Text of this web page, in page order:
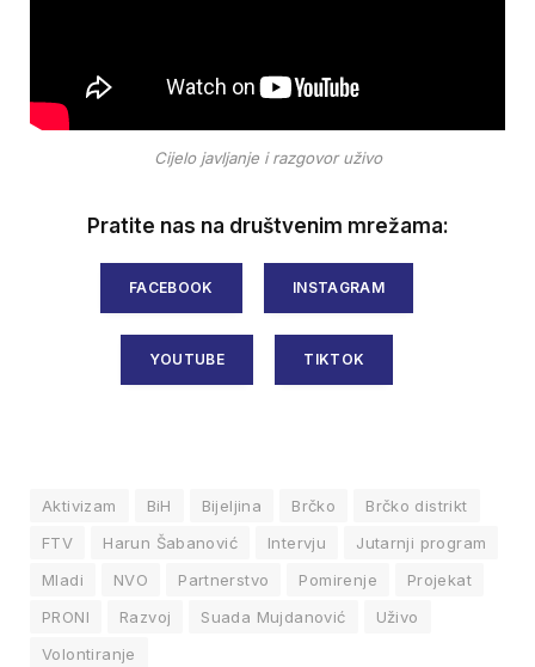
Cijelo javljanje i razgovor uživo
Pratite nas na društvenim mrežama:
FACEBOOK INSTAGRAM
YOUTUBE TIKTOK
Aktivizam BiH Bijeljina Brčko
Brčko distrikt
FTV
Harun Šabanović Intervju
Jutarnji program
Mladi
NVO Partnerstvo Pomirenje
Projekat
PRONI
Razvoj Suada Mujdanović
Uživo
Volontiranje